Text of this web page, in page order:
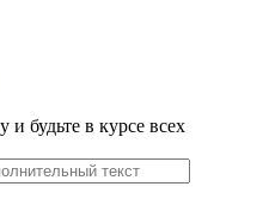
будьте в курсе всех